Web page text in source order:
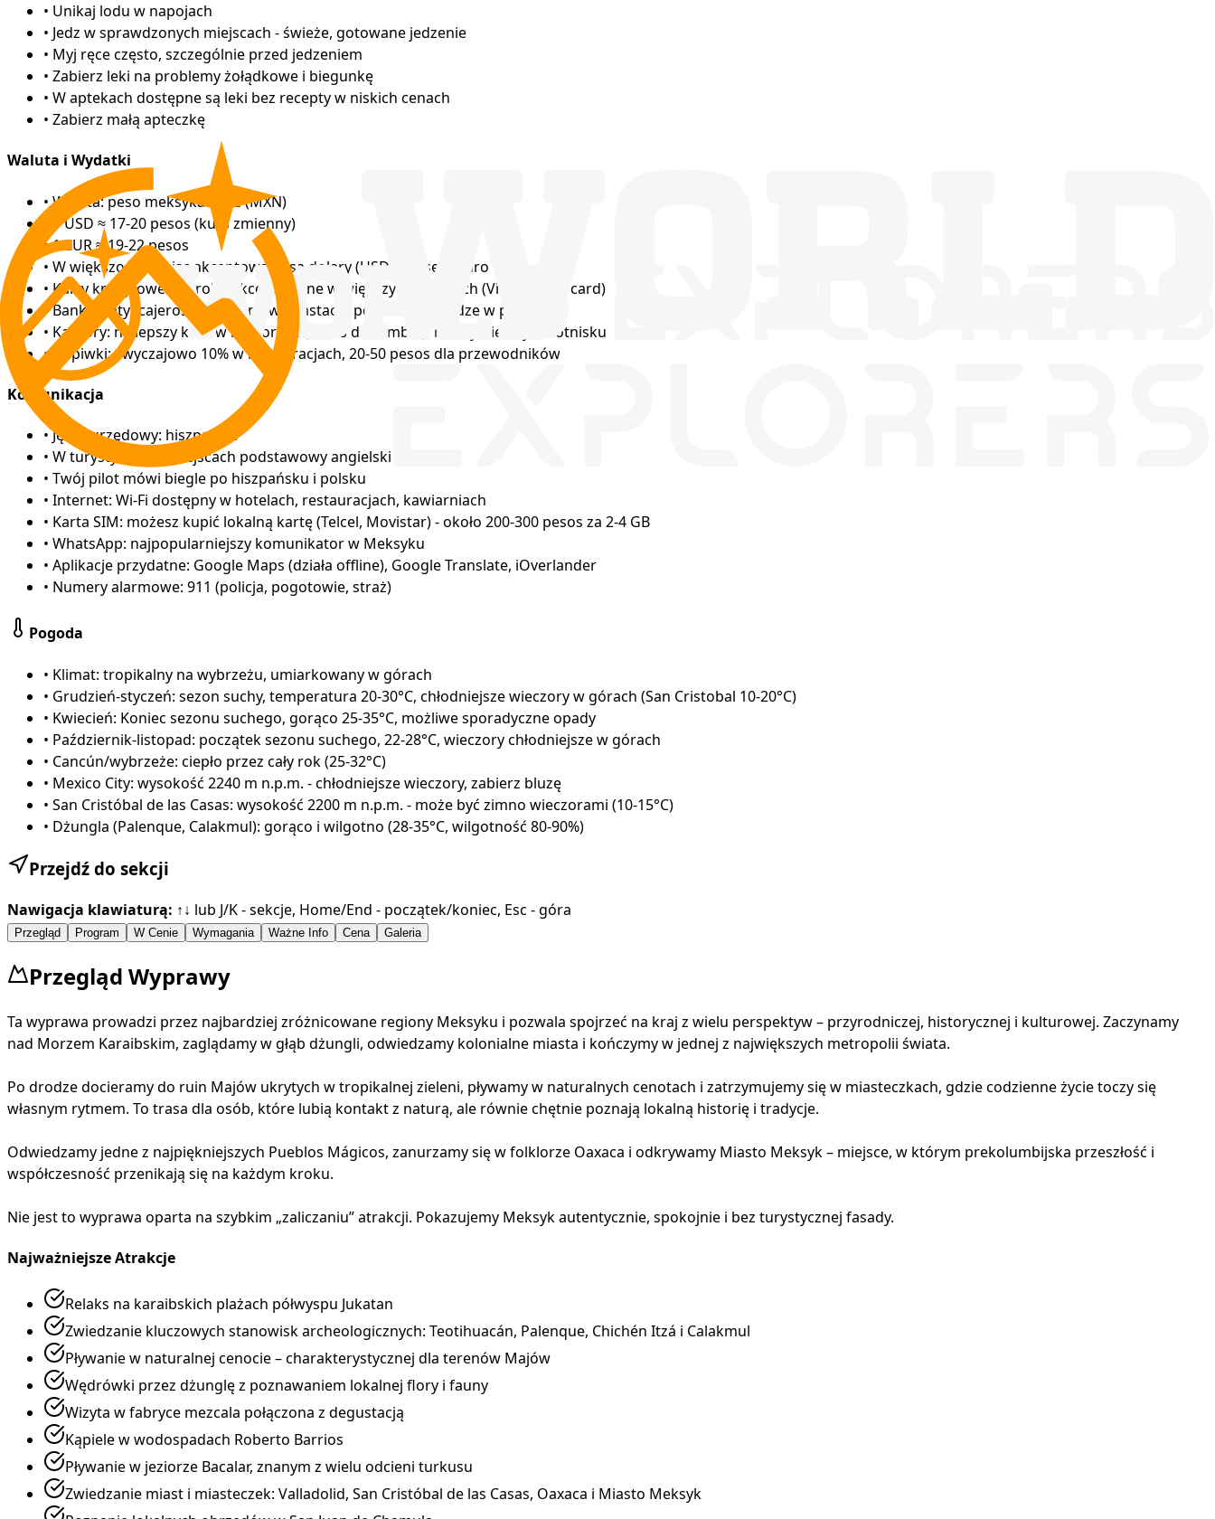
• Unikaj lodu w napojach
• Jedz w sprawdzonych miejscach - świeże, gotowane jedzenie
• Myj ręce często, szczególnie przed jedzeniem
• Zabierz leki na problemy żołądkowe i biegunkę
• W aptekach dostępne są leki bez recepty w niskich cenach
• Zabierz małą apteczkę
Waluta i Wydatki
•Waluta: peso meksykańskie (MXN)
1 USD ≈ 17-20 pesos (kurs zmienny)
•1 EUR ≈ 19-22 pesos
• W większości miejsc akceptowane są dolary (USD), czasem euro
•Karty kredytowe: szeroko akceptowane w większych miastach (Visa, Mastercard)
•Bankomaty (cajeros): dostępne w miastach, pobieraj pieniądze w peso
• Kantory: najlepszy kurs w kantorach (casas de cambio), nie wymieniaj na lotnisku
• Napiwki: zwyczajowo 10% w restauracjach, 20-50 pesos dla przewodników
Komunikacja
•Język urzędowy: hiszpański
• W turystycznych miejscach podstawowy angielski
• Twój pilot mówi biegle po hiszpańsku i polsku
• Internet: Wi-Fi dostępny w hotelach, restauracjach, kawiarniach
• Karta SIM: możesz kupić lokalną kartę (Telcel, Movistar) - około 200-300 pesos za 2-4 GB
• WhatsApp: najpopularniejszy komunikator w Meksyku
• Aplikacje przydatne: Google Maps (działa offline), Google Translate, iOverlander
• Numery alarmowe: 911 (policja, pogotowie, straż)
Pogoda
• Klimat: tropikalny na wybrzeżu, umiarkowany w górach
• Grudzień-styczeń: sezon suchy, temperatura 20-30°C, chłodniejsze wieczory w górach (San Cristobal 10-20°C)
• Kwiecień: Koniec sezonu suchego, gorąco 25-35°C, możliwe sporadyczne opady
• Październik-listopad: początek sezonu suchego, 22-28°C, wieczory chłodniejsze w górach
• Cancún/wybrzeże: ciepło przez cały rok (25-32°C)
• Mexico City: wysokość 2240 m n.p.m. - chłodniejsze wieczory, zabierz bluzę
• San Cristóbal de las Casas: wysokość 2200 m n.p.m. - może być zimno wieczorami (10-15°C)
• Dżungla (Palenque, Calakmul): gorąco i wilgotno (28-35°C, wilgotność 80-90%)
Przejdź do sekcji
Nawigacja klawiaturą: ↑↓ lub J/K - sekcje, Home/End - początek/koniec, Esc - góra
Przegląd Program W Cenie Wymagania Ważne Info Cena Galeria
Przegląd Wyprawy
Ta wyprawa prowadzi przez najbardziej zróżnicowane regiony Meksyku i pozwala spojrzeć na kraj z wielu perspektyw – przyrodniczej, historycznej i kulturowej. Zaczynamy
nad Morzem Karaibskim, zaglądamy w głąb dżungli, odwiedzamy kolonialne miasta i kończymy w jednej z największych metropolii świata.
Po drodze docieramy do ruin Majów ukrytych w tropikalnej zieleni, pływamy w naturalnych cenotach i zatrzymujemy się w miasteczkach, gdzie codzienne życie toczy się
własnym rytmem. To trasa dla osób, które lubią kontakt z naturą, ale równie chętnie poznają lokalną historię i tradycje.
Odwiedzamy jedne z najpiękniejszych Pueblos Mágicos, zanurzamy się w folklorze Oaxaca i odkrywamy Miasto Meksyk – miejsce, w którym prekolumbijska przeszłość i
współczesność przenikają się na każdym kroku.
Nie jest to wyprawa oparta na szybkim „zaliczaniu” atrakcji. Pokazujemy Meksyk autentycznie, spokojnie i bez turystycznej fasady.
Najważniejsze Atrakcje
Relaks na karaibskich plażach półwyspu Jukatan
Zwiedzanie kluczowych stanowisk archeologicznych: Teotihuacán, Palenque, Chichén Itzá i Calakmul
Pływanie w naturalnej cenocie – charakterystycznej dla terenów Majów
Wędrówki przez dżunglę z poznawaniem lokalnej flory i fauny
Wizyta w fabryce mezcala połączona z degustacją
Kąpiele w wodospadach Roberto Barrios
Pływanie w jeziorze Bacalar, znanym z wielu odcieni turkusu
Zwiedzanie miast i miasteczek: Valladolid, San Cristóbal de las Casas, Oaxaca i Miasto Meksyk